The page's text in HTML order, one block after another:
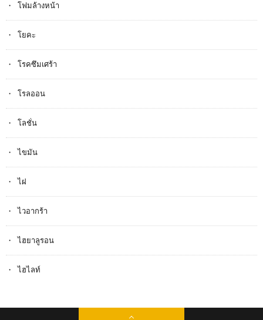
โฟมล้างหน้า
โยคะ
โรคซึมเศร้า
โรลออน
โลชั่น
ไขมัน
ไฝ
ไวอากร้า
ไฮยาลูรอน
ไฮไลท์